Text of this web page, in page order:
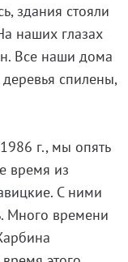
здания стояли
наших глазах
Все наши дома
спилены,
г., мы опять
время из
С ними
Много времени